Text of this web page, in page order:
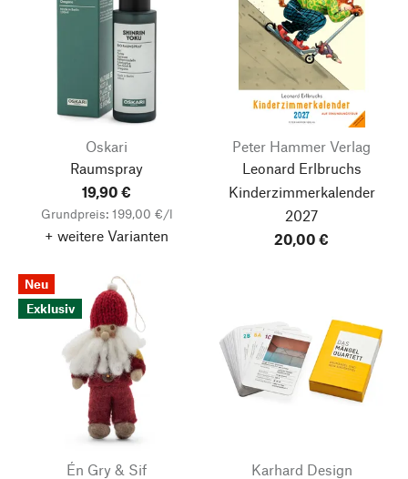
Oskari
Raumspray
19,90 €
Grundpreis: 199,00 €/l
+ weitere Varianten
Peter Hammer Verlag
Leonard Erlbruchs
Kinderzimmerkalender
2027
20,00 €
Neu
Exklusiv
Én Gry & Sif
Karhard Design